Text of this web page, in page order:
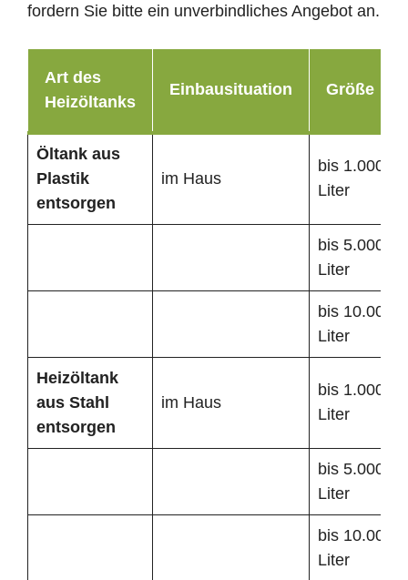
fordern Sie bitte ein unverbindliches Angebot an.
Art des
Heizöltanks
Einbausituation Größe
Öltank aus
Plastik
entsorgen
im Haus
bis 1.000
Liter
bis 5.000
Liter
bis 10.000
Liter
Heizöltank
aus Stahl
entsorgen
im Haus
bis 1.000
Liter
bis 5.000
Liter
bis 10.000
Liter